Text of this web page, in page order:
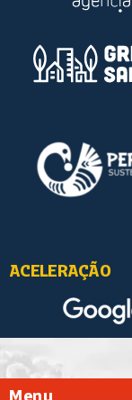
ACELERAÇÃO